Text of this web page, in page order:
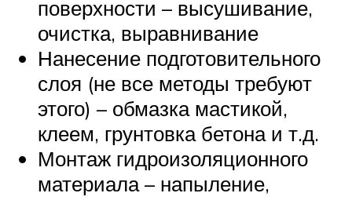
поверхности – высушивание,
очистка, выравнивание
Нанесение подготовительного
слоя (не все методы требуют
этого) – обмазка мастикой,
клеем, грунтовка бетона и т.д.
Монтаж гидроизоляционного
материала – напыление,